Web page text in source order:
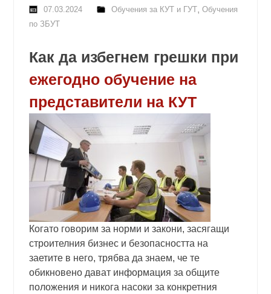
07.03.2024 Обучения за КУТ и ГУТ,Обучения
по ЗБУТ
Как да избегнем грешки при
ежегодно обучение на
представители на КУТ
Когато говорим за норми и закони, засягащи
строителния бизнес и безопасността на
заетите в него, трябва да знаем, че те
обикновено дават информация за общите
положения и никога насоки за конкретния